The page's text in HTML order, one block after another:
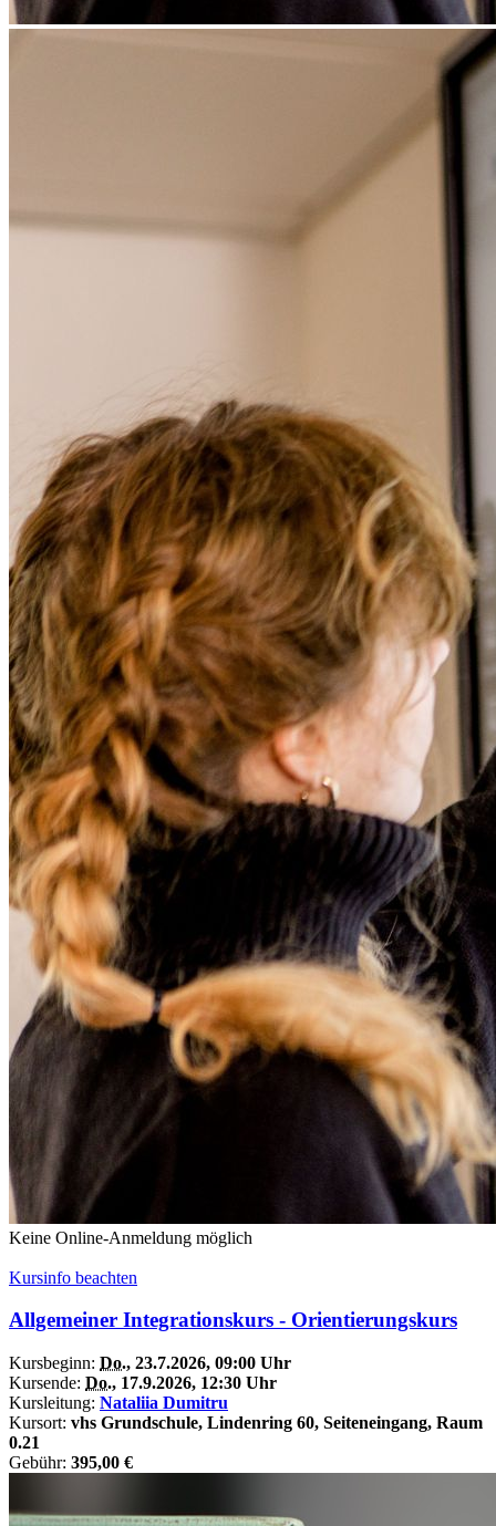
Keine Online-Anmeldung möglich
Kursinfo beachten
Allgemeiner Integrationskurs - Orientierungskurs
Kursbeginn: Do., 23.7.2026, 09:00 Uhr
Kursende: Do., 17.9.2026, 12:30 Uhr
Kursleitung: Nataliia Dumitru
Kursort: vhs Grundschule, Lindenring 60, Seiteneingang, Raum
0.21
Gebühr: 395,00 €